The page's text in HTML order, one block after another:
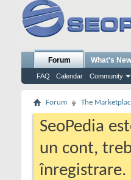
Forum
FAQ Calendar Community
What's
Forum The
SeoPedia
un cont,
înregistrare.